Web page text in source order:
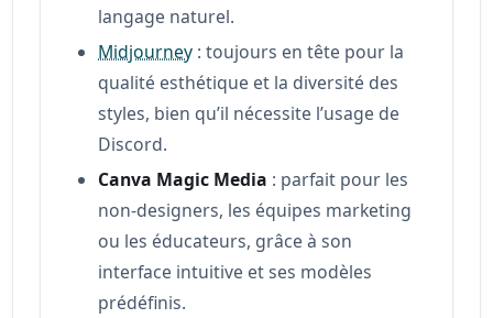
langage naturel.
Midjourney : toujours en tête pour la
qualité esthétique et la diversité des
styles, bien qu’il nécessite l’usage de
Discord.
Canva Magic Media : parfait pour les
non-designers, les équipes marketing
ou les éducateurs, grâce à son
interface intuitive et ses modèles
prédéfinis.